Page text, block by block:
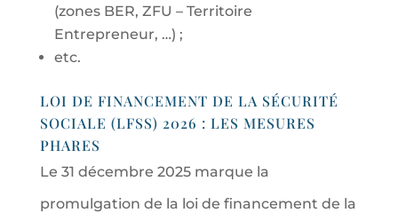
(zones BER, ZFU – Territoire
Entrepreneur, …) ;
etc.
LOI DE FINANCEMENT DE LA SÉCURITÉ
SOCIALE (LFSS) 2026 : LES MESURES
PHARES
Le 31 décembre 2025 marque la
promulgation de la loi de financement de la